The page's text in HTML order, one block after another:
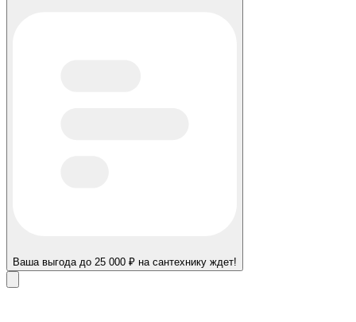
Ваша выгода до 25 000 ₽ на сантехнику ждет!